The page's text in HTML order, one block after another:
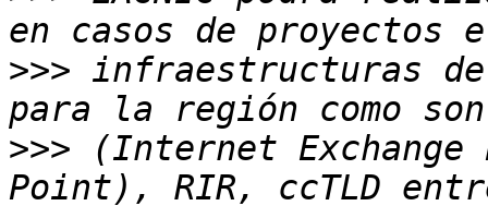
>>> infraestructuras
>>> (Internet Exchange